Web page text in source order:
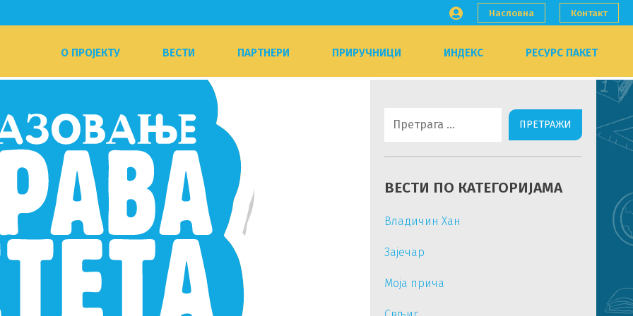
Насловна Контакт
О ПРОЈЕКТУ ВЕСТИ ПАРТНЕРИ ПРИРУЧНИЦИ ИНДЕКС РЕСУРС ПАКЕТ
за:
ВЕСТИ ПО КАТЕГОРИЈАМА
Владичин Хан
Зајечар
Моја прича